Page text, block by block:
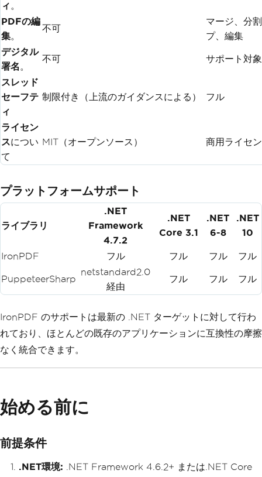
ィ 。
PDFの編
集。
不可
マージ、分
プ、編集
デジタル
署名 。
不可 サポート対象
スレッド
セーフテ
ィ
制限付き（上流のガイダンスによる） フル
ライセン
スについ
て
MIT（オープンソース） 商用ライセ
プラットフォームサポート
ライブラリ
.NET
Framework
4.7.2
.NET
Core 3.1
.NET
6-8
.NET
10
IronPDF フル フル フル フル
PuppeteerSharp
netstandard2.0
経由
フル フル フル
IronPDF のサポートは最新の .NET ターゲットに対して行わ
れており、ほとんどの既存のアプリケーションに互換性の摩擦
なく統合できます。
始める前に
前提条件
.NET環境: .NET Framework 4.6.2+ または.NET Core